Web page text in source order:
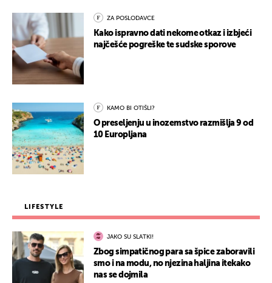
ZA POSLODAVCE
Kako ispravno dati nekome otkaz i izbjeći
najčešće pogreške te sudske sporove
KAMO BI OTIŠLI?
O preseljenju u inozemstvo razmišlja 9 od
10 Europljana
LIFESTYLE
JAKO SU SLATKI!
Zbog simpatičnog para sa špice zaboravili
smo i na modu, no njezina haljina itekako
nas se dojmila